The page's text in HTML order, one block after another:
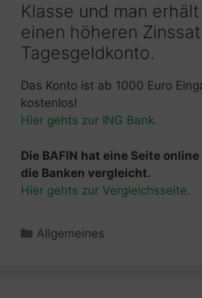
Klasse und man
einen höheren
Tagesgeldkonto.
Das Konto ist ab 1000 Euro
kostenlos!
Hier gehts zur ING Bank.
Die BAFIN hat eine Seite
die Banken vergleicht.
Hier gehts zur Vergleichsseite.
Kategorien
Allgemeines